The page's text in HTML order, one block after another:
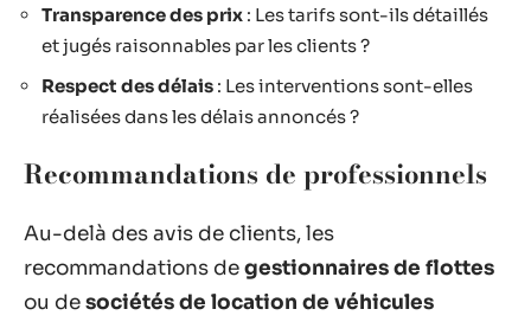
Transparence des prix : Les tarifs sont-ils détaillés
et jugés raisonnables par les clients ?
Respect des délais : Les interventions sont-elles
réalisées dans les délais annoncés ?
Recommandations de professionnels
Au-delà des avis de clients, les
recommandations degestionnaires de flottes
ou desociétés de location de véhicules